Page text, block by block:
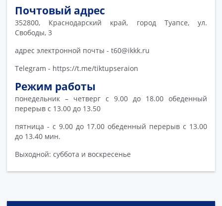
Почтовый адрес
352800, Краснодарский край, город Туапсе, ул.
Свободы, 3
адрес электронной почты - t60@ikkk.ru
Telegram - https://t.me/tiktupseraion
Режим работы
понедельник – четверг с 9.00 до 18.00 обеденный
перерыв с 13.00 до 13.50
пятница - с 9.00 до 17.00 обеденный перерыв с 13.00
до 13.40 мин.
Выходной: суббота и воскресенье